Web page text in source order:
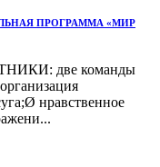
ПРОГРАММА «МИР
две команды
нравственное